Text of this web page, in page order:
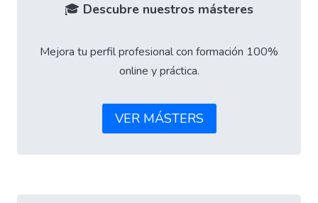
🎓 Descubre nuestros másteres
Mejora tu perfil profesional con formación 100%
online y práctica.
VER MÁSTERS